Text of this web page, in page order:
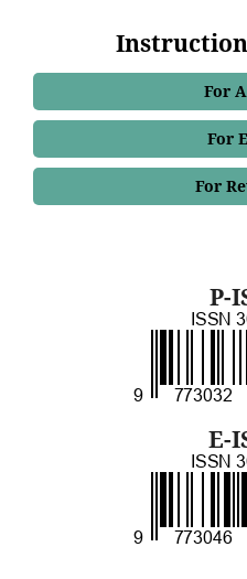
For
For
For
P-
E-